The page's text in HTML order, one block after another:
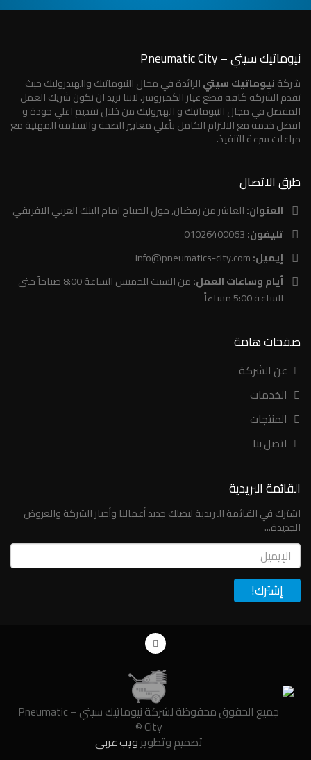
نيوماتيك سيتي – Pneumatic City
شركةنيوماتيك سيتيالرائدة في مجال النيوماتيك والهيدروليك حيث
تقدم الشركه كافه قطع غيار الكمبروسر. لاننا نريد ان نكون شريك العمل
المفضل في مجال النيوماتيك و الهيروليك من خلال تقديم اعلي جودة و
افضل خدمة مع الالتزام الكامل بأعلي معايير الصحة والسلامة المهنية مع
مراعات سرعة التنفيذ.
طرق الاتصال
العنوان:العاشر من رمضان, مول الصباح امام البنك العربي الافريقي
تليفون:01026400063
إيميل:info@pneumatics-city.com
أيام وساعات العمل:
من السبت للخميس الساعة 8:00 صباحاً حتى
الساعة 5:00 مساءاً
صفحات هامة
عن الشركة
الخدمات
المنتجات
اتصل بنا
القائمة البريدية
اشترك في القائمة البريدية ليصلك جديد أعمالنا وأخبار الشركة والعروض
الجديدة...
Email
جميع الحقوق محفوظة لشركة نيوماتيك سيتي – Pneumatic
City ©
تصميم وتطويرويب عربي